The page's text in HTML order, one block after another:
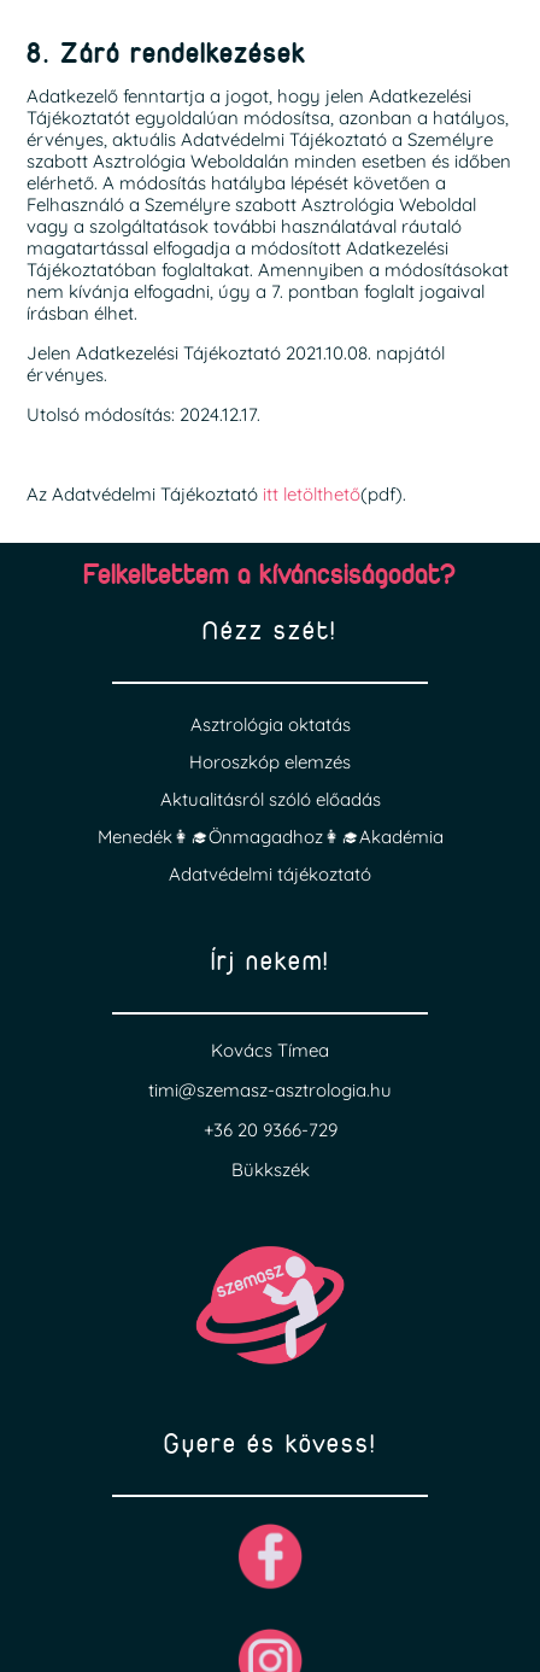
8. Záró rendelkezések
Adatkezelő fenntartja a jogot, hogy jelen Adatkezelési
Tájékoztatót egyoldalúan módosítsa, azonban a hatályos,
érvényes, aktuális Adatvédelmi Tájékoztató a Személyre
szabott Asztrológia Weboldalán minden esetben és időben
elérhető. A módosítás hatályba lépését követően a
Felhasználó a Személyre szabott Asztrológia Weboldal
vagy a szolgáltatások további használatával ráutaló
magatartással elfogadja a módosított Adatkezelési
Tájékoztatóban foglaltakat. Amennyiben a módosításokat
nem kívánja elfogadni, úgy a 7. pontban foglalt jogaival
írásban élhet.
Jelen Adatkezelési Tájékoztató 2021.10.08. napjától
érvényes.
Utolsó módosítás: 2024.12.17.
Az Adatvédelmi Tájékoztató itt letölthető(pdf).
Felkeltettem a kíváncsiságodat?
Nézz szét!
Asztrológia oktatás
Horoszkóp elemzés
Aktualitásról szóló előadás
Menedék👩‍🎓Önmagadhoz👩‍🎓Akadémia
Adatvédelmi tájékoztató
Írj nekem!
Kovács Tímea
timi@szemasz-asztrologia.hu
+36 20 9366-729
Bükkszék
Gyere és kövess!